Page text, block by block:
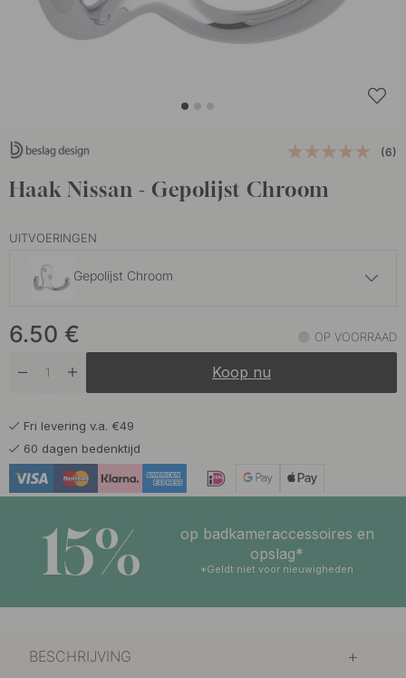
(6)
Haak Nissan - Gepolijst Chroom
UITVOERINGEN
Gepolijst Chroom
Geborsteld Chroom Op voorraad
Op voorraad
Mat Zwart
6.50 € OP VOORRAAD
Koop nu
Fri levering v.a. €49
60 dagen bedenktijd
15%
op badkameraccessoires en
opslag*
*Geldt niet voor nieuwigheden
BESCHRIJVING